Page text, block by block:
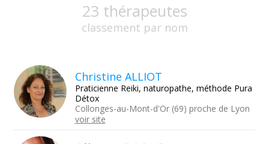
23 thérapeutes
classement par nom
Christine ALLIOT
Praticienne Reiki, naturopathe, méthode Pura
Détox
Collonges-au-Mont-d'Or (69) proche de Lyon
voir site